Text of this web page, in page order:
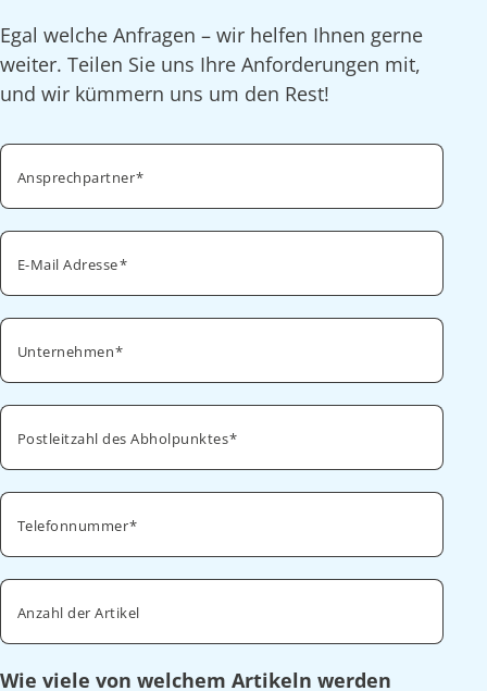
Egal welche Anfragen – wir helfen Ihnen gerne
weiter. Teilen Sie uns Ihre Anforderungen mit,
und wir kümmern uns um den Rest!
Ansprechpartner
E-Mail Adresse
Unternehmen
Postleitzahl des Abholpunktes
Telefonnummer
Anzahl der Artikel
Wie viele von welchem Artikeln werden